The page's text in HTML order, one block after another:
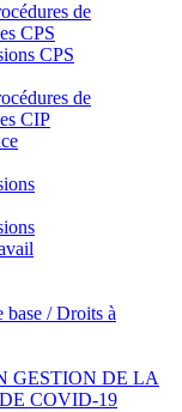
de
CPS
CPS
de
CIP
base / Droits à
GESTION DE LA
COVID-19